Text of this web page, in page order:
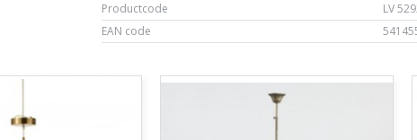
Productcode
LV
EAN code